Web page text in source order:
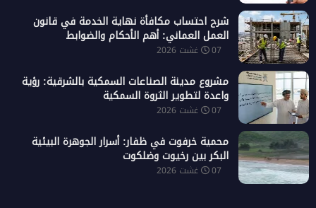
شرح احتساب مكافأة نهاية الخدمة في قانون
العمل العماني: أهم الأحكام والضوابط
07 غشت 2026
مشروع مدينة الصناعات السمكية بالشرقية: رؤية
واعدة لتطوير الثروة السمكية
07 غشت 2026
محمية خرفوت في ظفار: أسرار الجوهرة البيئية
البكر بين رخيوت وضلكوت
07 غشت 2026